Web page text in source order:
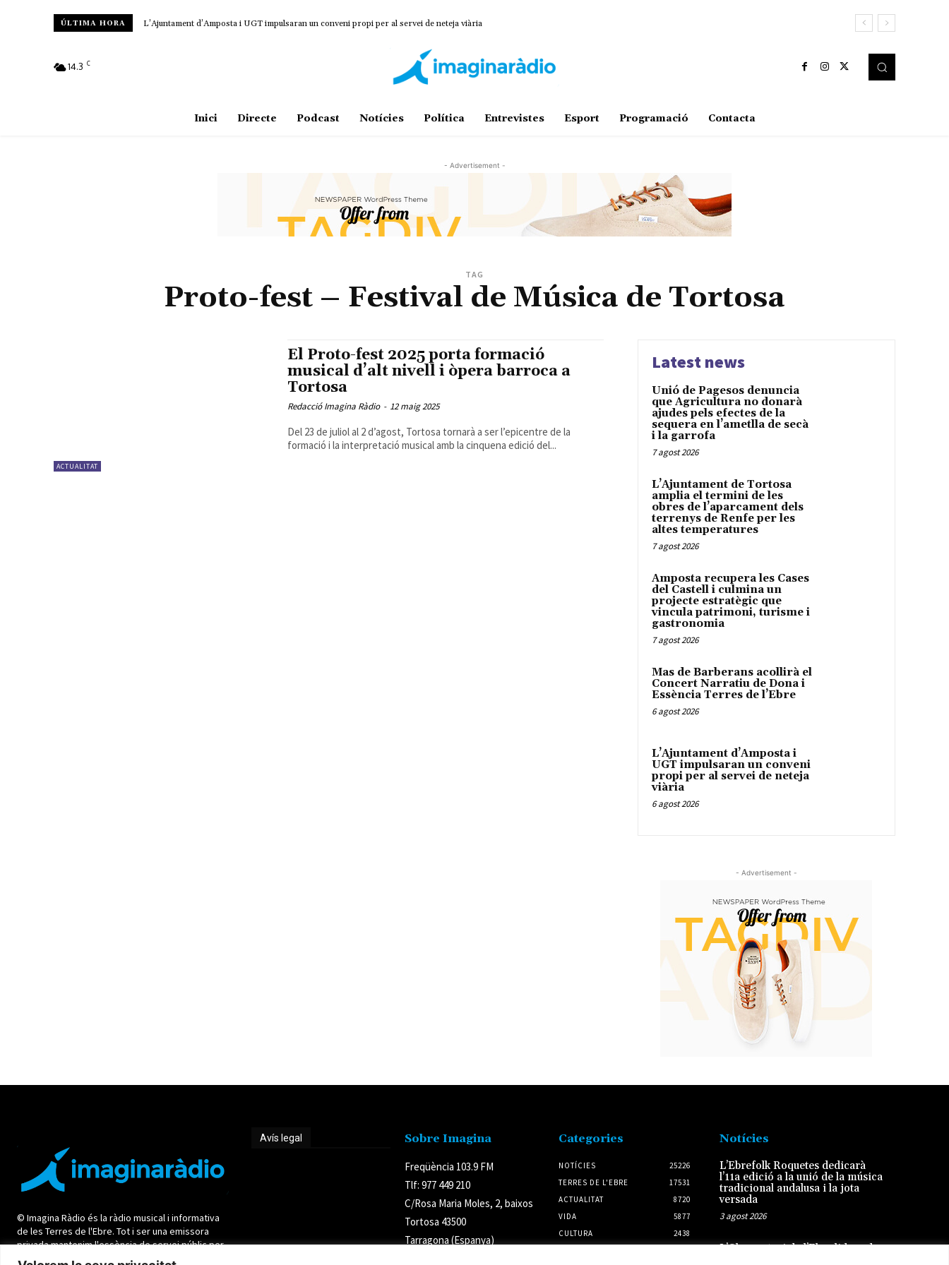
ÚLTIMA HORA L’Ajuntament d’Amposta i UGT impulsaran un conveni propi per al servei de neteja viària
14.3 C
Inici Directe Podcast Notícies Política Entrevistes Esport Programació Contacta
- Advertisement -
TAG
Proto-fest – Festival de Música de Tortosa
ACTUALITAT
El Proto-fest 2025 porta formació
musical d’alt nivell i òpera barroca a
Tortosa
Redacció Imagina Ràdio - 12 maig 2025
Del 23 de juliol al 2 d’agost, Tortosa tornarà a ser l’epicentre de la
formació i la interpretació musical amb la cinquena edició del...
Latest news
Unió de Pagesos denuncia
que Agricultura no donarà
ajudes pels efectes de la
sequera en l’ametlla de secà
i la garrofa
7 agost 2026
L’Ajuntament de Tortosa
amplia el termini de les
obres de l’aparcament dels
terrenys de Renfe per les
altes temperatures
7 agost 2026
Amposta recupera les Cases
del Castell i culmina un
projecte estratègic que
vincula patrimoni, turisme i
gastronomia
7 agost 2026
Mas de Barberans acollirà el
Concert Narratiu de Dona i
Essència Terres de l’Ebre
6 agost 2026
L’Ajuntament d’Amposta i
UGT impulsaran un conveni
propi per al servei de neteja
viària
6 agost 2026
- Advertisement -
© Imagina Ràdio és la ràdio musical i informativa
de les Terres de l'Ebre. Tot i ser una emissora
privada mantenim l'essència de servei públic per
oferir una informació de qualitat i de proximitat.
Avís legal Sobre Imagina
Freqüència 103.9 FM
Tlf: 977 449 210
C/Rosa Maria Moles, 2, baixos
Tortosa 43500
Tarragona (Espanya)
Categories
NOTÍCIES
25226
TERRES DE L'EBRE
17531
ACTUALITAT
8720
VIDA
5877
CULTURA
2438
Notícies
L’Ebrefolk Roquetes dedicarà
l’11a edició a la unió de la música
tradicional andalusa i la jota
versada
3 agost 2026
L’Observatori de l’Ebre lidera de